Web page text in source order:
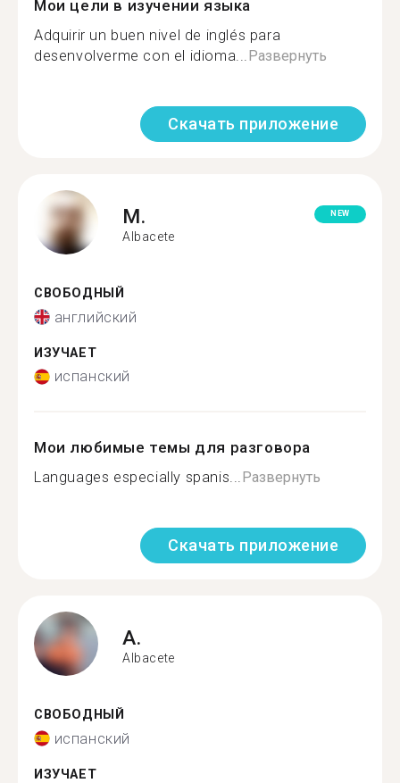
Мои цели в изучении языка
Adquirir un buen nivel de inglés para
desenvolverme con el idioma...Развернуть
Скачать приложение
M.
Albacete
NEW
СВОБОДНЫЙ
английский
ИЗУЧАЕТ
испанский
Мои любимые темы для разговора
Languages especially spanis...Развернуть
Скачать приложение
A.
Albacete
СВОБОДНЫЙ
испанский
ИЗУЧАЕТ